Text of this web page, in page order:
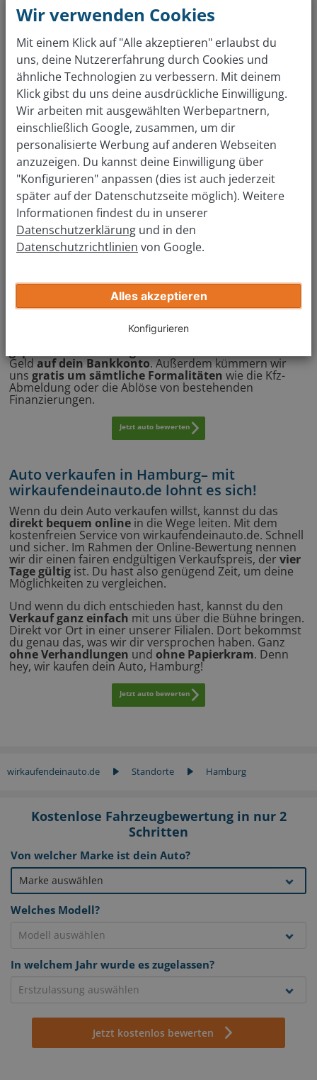
die du hochlädst. Anschließend bekommst du deinen
individuellen, endgültigen Verkaufspreis direkt per
Wir erfüllen hoheDatenschutz- und
Datensicherheitsstandards, ganz im
Einklang mit der EU-Datenschutz-
Grundverordnung und den
landesspezifischen
Datenschutzbestimmungen.
2. Termin in der Filiale
Nun buchst du deinenAbgabe-Terminonline – oft
kannst du sogar noch am selben Tag in eine unserer
Filialen kommen. Mitbringen brauchst du nur die
Zulassungsbescheinigung Teil 1 (ehemals
Fahrzeugschein) sowie die Zulassungsbescheinigung
Teil 2 (ehemals Fahrzeugbrief).
Unsere kompetentenKfz-Experten bestätigendann
deine Angabenaus der Online-
Begutachtung und du kannst deinen Wagen gleich vor
Wenn du dich dazu entscheidest, bekommst du einen
Geldauf dein Bankkonto. Außerdem kümmern wir
uns gratis um sämtliche Formalitäten wie die Kfz-
Abmeldung oder die Ablöse von bestehenden
Finanzierungen.
Jetzt auto bewerten
Auto verkaufen in Hamburg– mit
wirkaufendeinauto.de lohnt es sich!
Wenn du dein Auto verkaufen willst, kannst du das
direkt bequem online in die Wege leiten. Mit dem
kostenfreien Service von wirkaufendeinauto.de. Schnell
und sicher. Im Rahmen der Online-Bewertung nennen
wir dir einen fairen endgültigen Verkaufspreis, der vier
Tage gültig ist. Du hast also genügend Zeit, um deine
Möglichkeiten zu vergleichen.
Und wenn du dich entschieden hast, kannst du den
Verkauf ganz einfach mit uns über die Bühne bringen.
Direkt vor Ort in einer unserer Filialen. Dort bekommst
du genau das, was wir dir versprochen haben. Ganz
ohne Verhandlungen und ohne Papierkram. Denn
hey, wir kaufen dein Auto, Hamburg!
Jetzt auto bewerten
wirkaufendeinauto.de Standorte Hamburg
Kostenlose Fahrzeugbewertung in nur 2
Schritten
Von welcher Marke ist dein Auto?
Welches Modell?
In welchem Jahr wurde es zugelassen?
Jetzt kostenlos bewerten
Wir verwenden Cookies
Mit einem Klick auf "Alle akzeptieren" erlaubst du
uns, deine Nutzererfahrung durch Cookies und
ähnliche Technologien zu verbessern. Mit deinem
Klick gibst du uns deine ausdrückliche Einwilligung.
Wir arbeiten mit ausgewählten Werbepartnern,
einschließlich Google, zusammen, um dir
personalisierte Werbung auf anderen Webseiten
anzuzeigen. Du kannst deine Einwilligung über
"Konfigurieren" anpassen (dies ist auch jederzeit
später auf der Datenschutzseite möglich). Weitere
Informationen findest du in unserer
Datenschutzerklärung und in den
Datenschutzrichtlinien von Google.
Alles akzeptieren
Konfigurieren